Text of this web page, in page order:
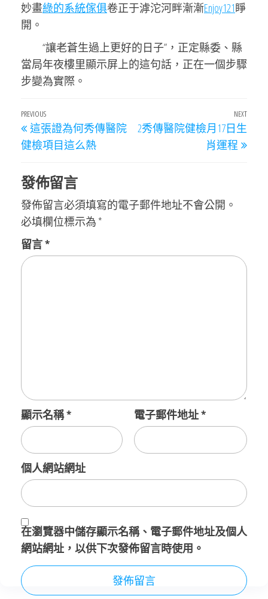
妙畫綠的系統傢俱卷正于滹沱河畔漸漸Enjoy121睜
開。
“讓老蒼生過上更好的日子”，正定縣委、縣
當局年夜樓里顯示屏上的這句話，正在一個步驟
步變為實際。
文
章
導
覽
Previous
Post
PREVIOUS
這張證為何秀傳醫院
健檢項目這么熱
Next
NEXT
2秀傳醫院健檢月17日生
肖運程
發佈留言
發佈留言必須填寫的電子郵件地址不會公開。
必填欄位標示為 *
留言*
顯示名稱* 電子郵件地址*
個人網站網址
在瀏覽器中儲存顯示名稱、電子郵件地址及個人
網站網址，以供下次發佈留言時使用。